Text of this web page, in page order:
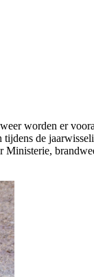
worden er
de